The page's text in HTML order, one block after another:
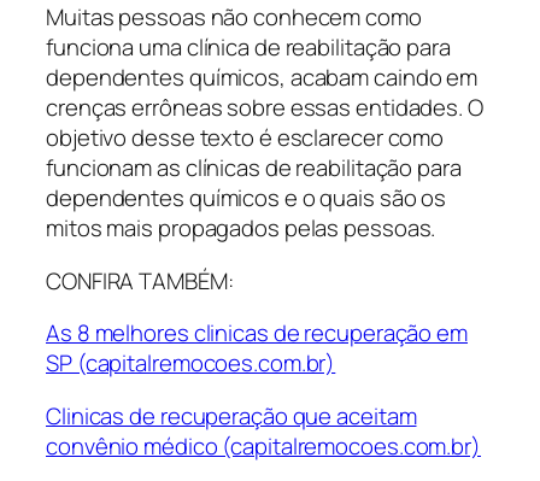
Muitas pessoas não conhecem como
funciona uma clínica de reabilitação para
dependentes químicos, acabam caindo em
crenças errôneas sobre essas entidades. O
objetivo desse texto é esclarecer como
funcionam as clínicas de reabilitação para
dependentes químicos e o quais são os
mitos mais propagados pelas pessoas.
CONFIRA TAMBÉM:
As 8 melhores clinicas de recuperação em
SP (capitalremocoes.com.br)
Clinicas de recuperação que aceitam
convênio médico (capitalremocoes.com.br)